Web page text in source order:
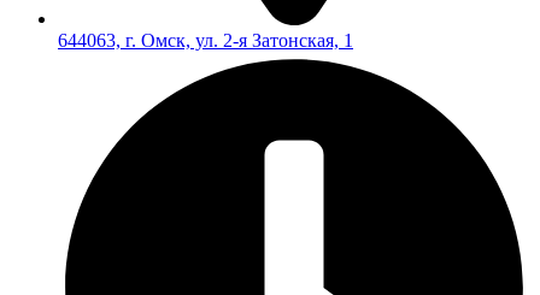
644063, г. Омск, ул. 2-я Затонская, 1